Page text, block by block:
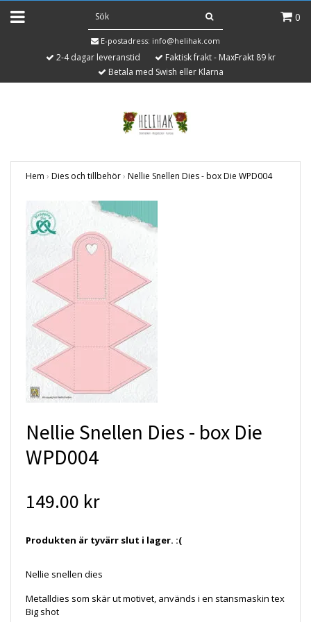
0
E-postadress: info@helihak.com
2-4 dagar leveranstid
Faktisk frakt - MaxFrakt 89 kr
Betala med Swish eller Klarna
Hem › Dies och tillbehör› Nellie Snellen Dies - box Die WPD004
Nellie Snellen Dies - box Die
WPD004
149.00 kr
Produkten är tyvärr slut i lager. :(
Nellie snellen dies
Metalldies som skär ut motivet, används i en stansmaskin tex
Big shot